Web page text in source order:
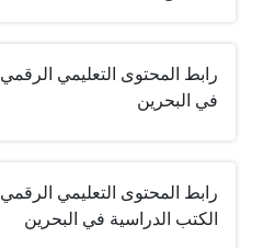
رابط المحتوى التعليمي الرقمي
في البحرين
رابط المحتوى التعليمي الرقمي
الكتب الدراسية في البحرين